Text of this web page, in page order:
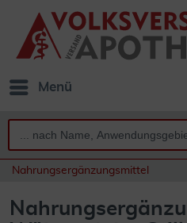
Menü
Nahrungsergänzungsmittel